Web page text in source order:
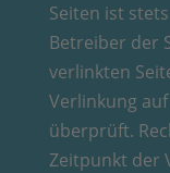
Seiten ist
Betreiber der
verlinkten
Verlinkung
überprüft.
Zeitpunkt der